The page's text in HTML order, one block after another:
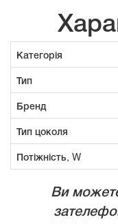
Категорія
Тип
Бренд
Тип цоколя
Потіжність, W
Ви